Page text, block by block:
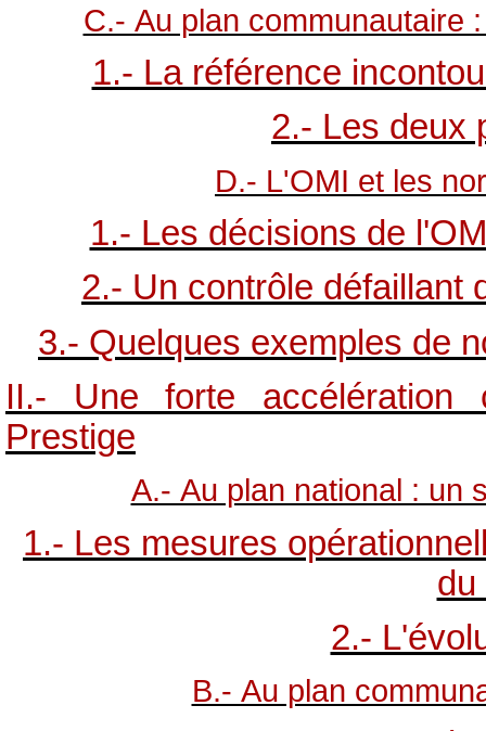
C.- Au plan communautaire
1.- La référence
2.- Les deux
D.- L'OMI et les
1.- Les décisions de
2.- Un contrôle défaillant
3.- Quelques exemples de
II.- Une forte accélération
Prestige
A.- Au plan national : un
1.- Les mesures
du
2.-
B.- Au plan